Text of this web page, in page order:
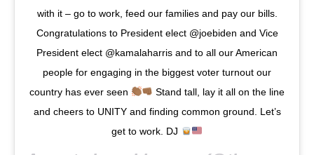
with it – go to work, feed our families and pay our bills.
Congratulations to President elect @joebiden and Vice
President elect @kamalaharris and to all our American
people for engaging in the biggest voter turnout our
country has ever seen
Stand tall, lay it all on the line
and cheers to UNITY and finding common ground. Let’s
get to work. DJ